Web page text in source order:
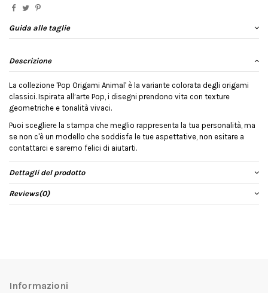
Guida alle taglie
Descrizione
La collezione 'Pop Origami Animal' è la variante colorata degli origami
classici. Ispirata all’arte Pop, i disegni prendono vita con texture
geometriche e tonalità vivaci.
Puoi scegliere la stampa che meglio rappresenta la tua personalità, ma
se non c'è un modello che soddisfa le tue aspettative, non esitare a
contattarci e saremo felici di aiutarti.
Dettagli del prodotto
Reviews(0)
Informazioni